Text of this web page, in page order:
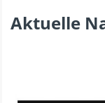
Aktuelle